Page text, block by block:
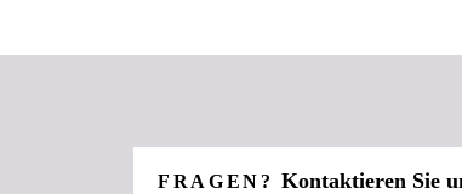
FRAGEN?Kontaktieren Sie